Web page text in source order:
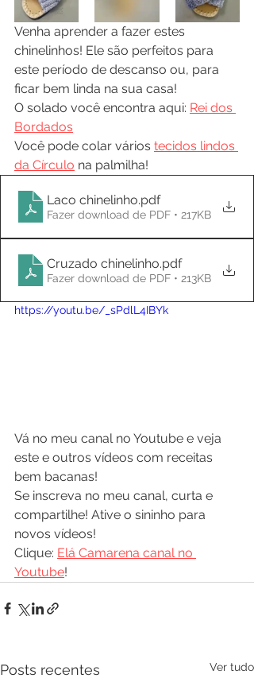
Venha aprender a fazer estes
chinelinhos! Ele são perfeitos para
este período de descanso ou, para
ficar bem linda na sua casa!
O solado você encontra aqui: Rei dos
Bordados
Você pode colar vários tecidos lindos
da Círculo na palmilha!
Laco chinelinho.pdf
Fazer download de PDF • 217KB
Cruzado chinelinho.pdf
Fazer download de PDF • 213KB
https://youtu.be/_sPdlL4IBYk
Vá no meu canal no Youtube e veja
este e outros vídeos com receitas
bem bacanas!
Se inscreva no meu canal, curta e
compartilhe! Ative o sininho para
novos vídeos!
Clique: Elá Camarena canal no
Youtube!
Posts recentes Ver tudo